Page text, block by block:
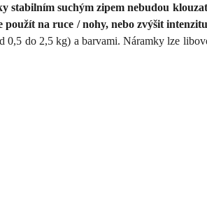
stabilním suchým zipem nebudou
použít na ruce / nohy, nebo zvýšit
0,5 do 2,5 kg) a barvami. Náramky lze